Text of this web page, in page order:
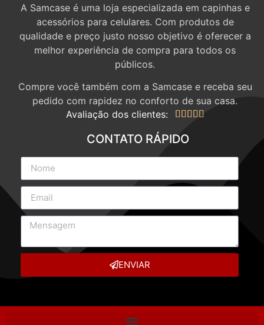
A Samcase é uma loja especializada em capinhas e
acessórios para celulares. Com produtos de
qualidade e preço justo nosso objetivo é oferecer a
melhor experiência de compra para todos os
públicos.
Compre você também com a Samcase e receba seu
pedido com rapidez no conforto de sua casa.
Avaliação dos clientes:
    
CONTATO RÁPIDO
ENVIAR